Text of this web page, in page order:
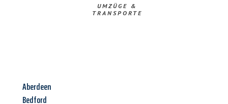
UMZÜGE &
TRANSPORTE
Aberdeen
Bedford